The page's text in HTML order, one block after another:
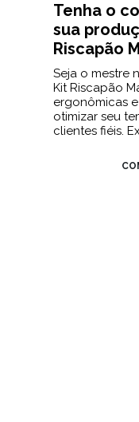
Tenha o
sua
Riscapão
Seja o mestre
Kit Riscapão
ergonômicas
otimizar seu
clientes fiéis.